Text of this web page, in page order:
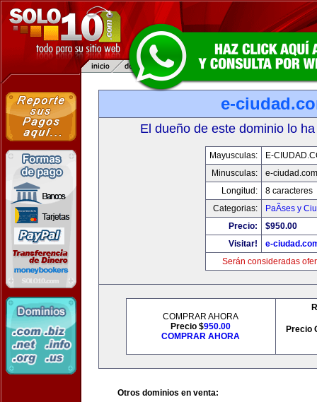
e-
El dueño de este dominio lo
Mayusculas:
E-
Minusculas:
e-ciudad.com
Longitud:
8 caracteres
Categorias:
PaÃ­ses y
Precio:
$950.00
Visitar!
e-
Serán consideradas
COMPRAR AHORA
Precio $950.00
COMPRAR AHORA
Precio
Otros dominios en venta: